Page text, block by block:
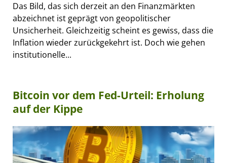
Das Bild, das sich derzeit an den Finanzmärkten
abzeichnet ist geprägt von geopolitischer
Unsicherheit. Gleichzeitig scheint es gewiss, dass die
Inflation wieder zurückgekehrt ist. Doch wie gehen
institutionelle...
Bitcoin vor dem Fed-Urteil: Erholung
auf der Kippe